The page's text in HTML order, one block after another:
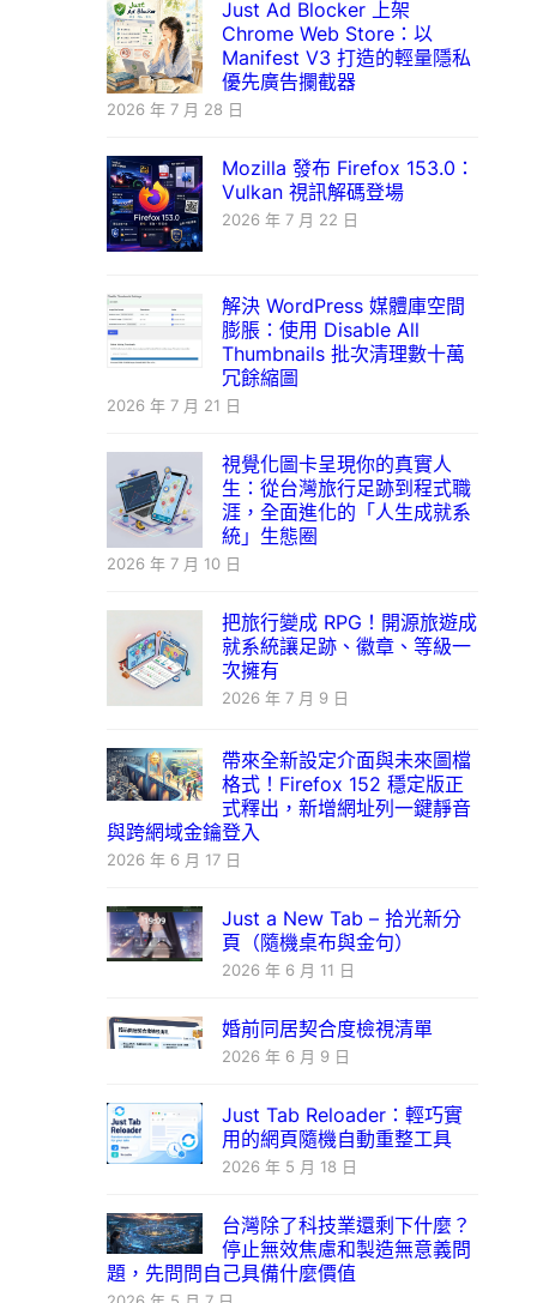
Just Ad Blocker 上架
Chrome Web Store：以
Manifest V3 打造的輕量隱私
優先廣告攔截器
2026 年 7 月 28 日
Mozilla 發布 Firefox 153.0：
Vulkan 視訊解碼登場
2026 年 7 月 22 日
解決 WordPress 媒體庫空間
膨脹：使用 Disable All
Thumbnails 批次清理數十萬
冗餘縮圖
2026 年 7 月 21 日
視覺化圖卡呈現你的真實人
生：從台灣旅行足跡到程式職
涯，全面進化的「人生成就系
統」生態圈
2026 年 7 月 10 日
把旅行變成 RPG！開源旅遊成
就系統讓足跡、徽章、等級一
次擁有
2026 年 7 月 9 日
帶來全新設定介面與未來圖檔
格式！Firefox 152 穩定版正
式釋出，新增網址列一鍵靜音
與跨網域金鑰登入
2026 年 6 月 17 日
Just a New Tab – 拾光新分
頁（隨機桌布與金句）
2026 年 6 月 11 日
婚前同居契合度檢視清單
2026 年 6 月 9 日
Just Tab Reloader：輕巧實
用的網頁隨機自動重整工具
2026 年 5 月 18 日
台灣除了科技業還剩下什麼？
停止無效焦慮和製造無意義問
題，先問問自己具備什麼價值